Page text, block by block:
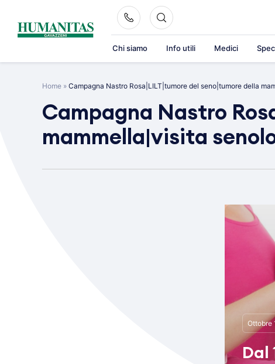
content
Chi siamo Info utili Medici
Home » Campagna Nastro Rosa|LILT|tumore del seno|tumore della
Campagna Nastro
mammella|visita
Ottobre
Dal